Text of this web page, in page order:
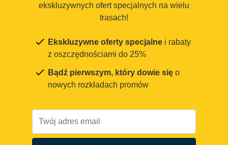
ekskluzywnych ofert specjalnych na wielu
trasach!
Ekskluzywne oferty specjalne i rabaty
z oszczędnościami do 25%
Bądź pierwszym, który dowie się o
nowych rozkładach promów